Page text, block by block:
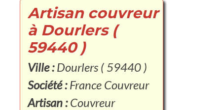
Artisan couvreur
à Dourlers (
59440 )
Ville :Dourlers ( 59440 )
Société :France Couvreur
Artisan :Couvreur